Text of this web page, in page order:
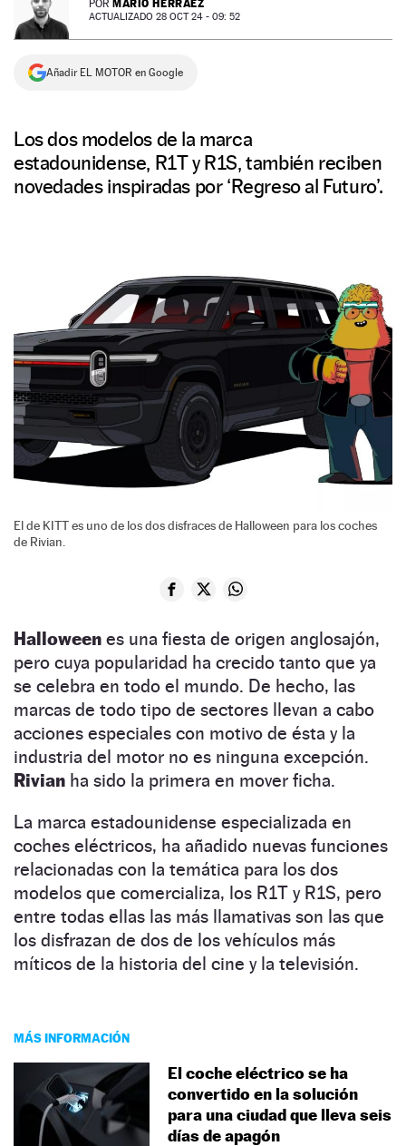
NEWSLETTER
SÍGUENOS
POR MARIO HERRÁEZ
ACTUALIZADO 28 OCT 24 - 09: 52
Añadir EL MOTOR en Google
Los dos modelos de la marca
estadounidense, R1T y R1S, también reciben
novedades inspiradas por ‘Regreso al Futuro’.
El de KITT es uno de los dos disfraces de Halloween para los coches
de Rivian.
Halloween es una fiesta de origen anglosajón,
pero cuya popularidad ha crecido tanto que ya
se celebra en todo el mundo. De hecho, las
marcas de todo tipo de sectores llevan a cabo
acciones especiales con motivo de ésta y la
industria del motor no es ninguna excepción.
Rivian ha sido la primera en mover ficha.
La marca estadounidense especializada en
coches eléctricos, ha añadido nuevas funciones
relacionadas con la temática para los dos
modelos que comercializa, los R1T y R1S, pero
entre todas ellas las más llamativas son las que
los disfrazan de dos de los vehículos más
míticos de la historia del cine y la televisión.
MÁS INFORMACIÓN
El coche eléctrico se ha
convertido en la solución
para una ciudad que lleva seis
días de apagón